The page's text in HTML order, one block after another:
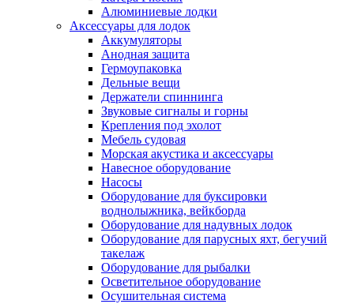
Алюминиевые лодки
Аксессуары для лодок
Аккумуляторы
Анодная защита
Гермоупаковка
Дельные вещи
Держатели спиннинга
Звуковые сигналы и горны
Крепления под эхолот
Мебель судовая
Морская акустика и аксессуары
Навесное оборудование
Насосы
Оборудование для буксировки
воднолыжника, вейкборда
Оборудование для надувных лодок
Оборудование для парусных яхт, бегучий
такелаж
Оборудование для рыбалки
Осветительное оборудование
Осушительная система